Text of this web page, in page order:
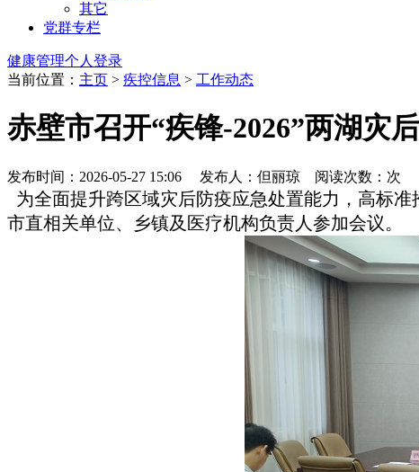
其它
党群专栏
健康管理个人登录
当前位置： 主页 > 疾控信息 > 工作动态
赤壁市召开“疾锋-2026”两湖灾
发布时间：2026-05-27 15:06 发布人：但丽琼 阅读次数： 次
为全面提升跨区域灾后防疫应急处置能力，高标准
市直相关单位、乡镇及医疗机构负责人参加会议。